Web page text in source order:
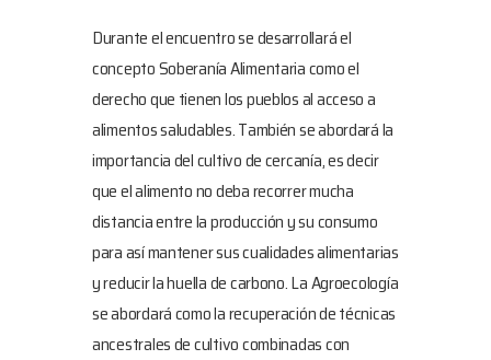
Durante el encuentro se desarrollará el
concepto Soberanía Alimentaria como el
derecho que tienen los pueblos al acceso a
alimentos saludables. También se abordará la
importancia del cultivo de cercanía, es decir
que el alimento no deba recorrer mucha
distancia entre la producción y su consumo
para así mantener sus cualidades alimentarias
y reducir la huella de carbono. La Agroecología
se abordará como la recuperación de técnicas
ancestrales de cultivo combinadas con